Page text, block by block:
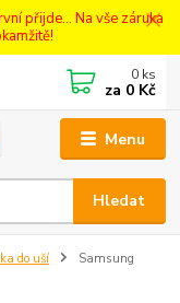
přijde... Na vše záruka
Menu
Hledat
0 ks
za 0 Kč
do uší
Samsung